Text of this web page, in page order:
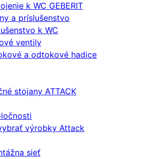
k WC GEBERIT
a príslušenstvo
k WC
ventily
a odtokové hadice
stojany ATTACK
výrobky Attack
sieť